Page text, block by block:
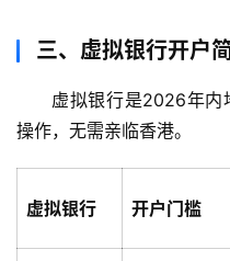
三、虚拟银行开户
虚拟银行是2026年内
操作，无需亲临香港。
虚拟银行 开户门槛